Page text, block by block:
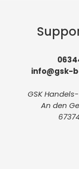
info@gsk-
GSK
An den